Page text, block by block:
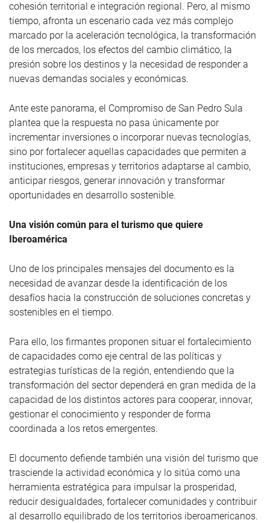
cohesión territorial e integración regional. Pero, al mismo
tiempo, afronta un escenario cada vez más complejo
marcado por la aceleración tecnológica, la transformación
de los mercados, los efectos del cambio climático, la
presión sobre los destinos y la necesidad de responder a
nuevas demandas sociales y económicas.
Ante este panorama, el Compromiso de San Pedro Sula
plantea que la respuesta no pasa únicamente por
incrementar inversiones o incorporar nuevas tecnologías,
sino por fortalecer aquellas capacidades que permiten a
instituciones, empresas y territorios adaptarse al cambio,
anticipar riesgos, generar innovación y transformar
oportunidades en desarrollo sostenible.
Una visión común para el turismo que quiere
Iberoamérica
Uno de los principales mensajes del documento es la
necesidad de avanzar desde la identificación de los
desafíos hacia la construcción de soluciones concretas y
sostenibles en el tiempo.
Para ello, los firmantes proponen situar el fortalecimiento
de capacidades como eje central de las políticas y
estrategias turísticas de la región, entendiendo que la
transformación del sector dependerá en gran medida de la
capacidad de los distintos actores para cooperar, innovar,
gestionar el conocimiento y responder de forma
coordinada a los retos emergentes.
El documento defiende también una visión del turismo que
trasciende la actividad económica y lo sitúa como una
herramienta estratégica para impulsar la prosperidad,
reducir desigualdades, fortalecer comunidades y contribuir
al desarrollo equilibrado de los territorios iberoamericanos.